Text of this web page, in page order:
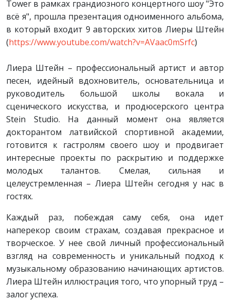
Tower в рамках грандиозного концертного шоу "Это
всё я", прошла презентация одноименного альбома,
в который входит 9 авторских хитов Лиеры Штейн
(https://www.youtube.com/watch?v=AVaac0mSrfc)
Лиера Штейн – профессиональный артист и автор
песен, идейный вдохновитель, основательница и
руководитель большой школы вокала и
сценического искусства, и продюсерского центра
Stein Studio. На данный момент она является
докторантом латвийской спортивной академии,
готовится к гастролям своего шоу и продвигает
интересные проекты по раскрытию и поддержке
молодых талантов. Смелая, сильная и
целеустремленная – Лиера Штейн сегодня у нас в
гостях.
Каждый раз, побеждая саму себя, она идет
наперекор своим страхам, создавая прекрасное и
творческое. У нее свой личный профессиональный
взгляд на современность и уникальный подход к
музыкальному образованию начинающих артистов.
Лиера Штейн иллюстрация того, что упорный труд –
залог успеха.